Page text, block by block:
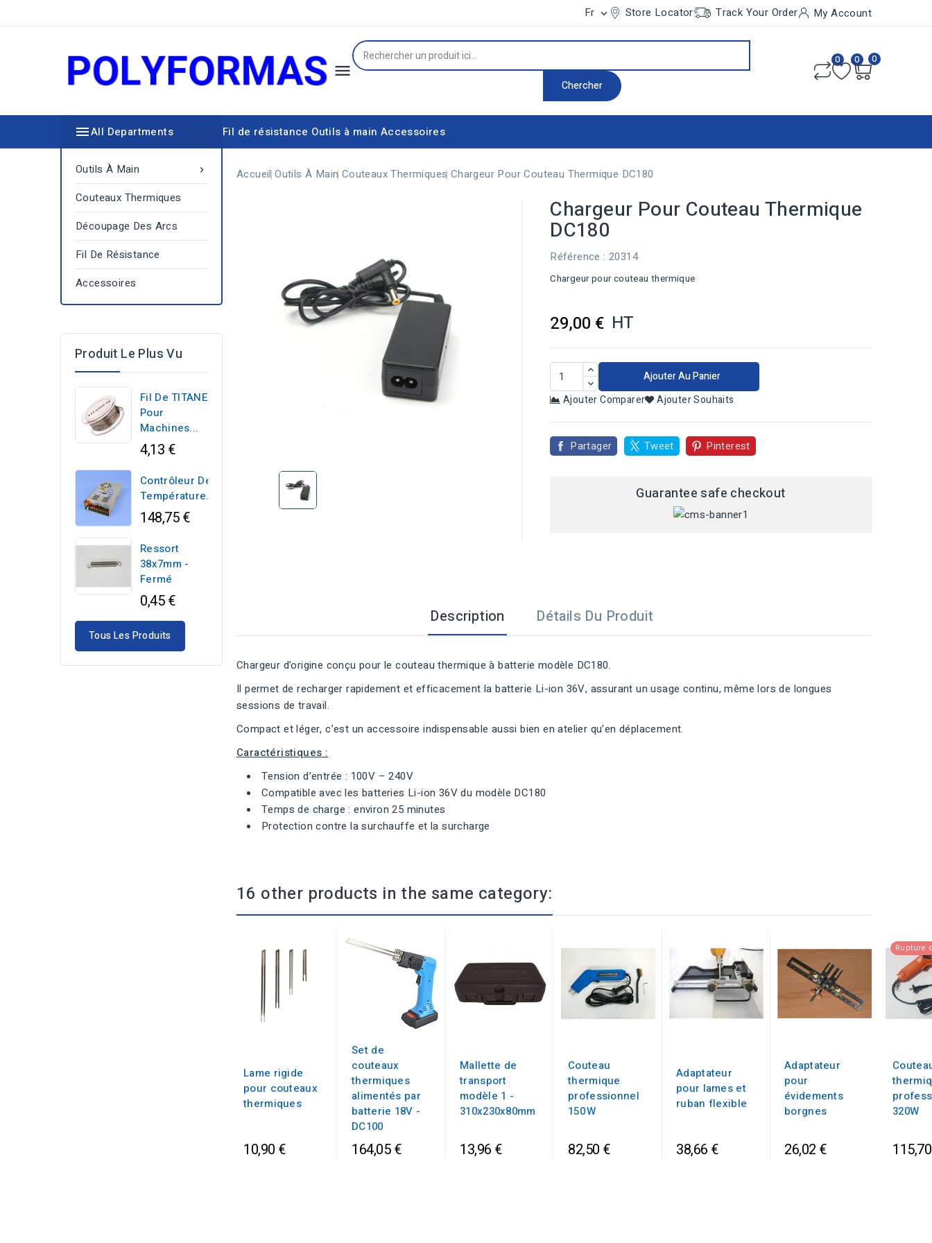
Fr  Store Locator Track Your Order My Account

Chercher
0 0 0
Fil de résistance Outils à main Accessoires
All Departments

Outils À Main
Couteaux Thermiques
Découpage Des Arcs
Fil De Résistance
Accessoires
Produit Le Plus Vu
Fil De TITANE
Pour
Machines...
4,13 €
Contrôleur De
Température...
148,75 €
Ressort
38x7mm -
Fermé
0,45 €
Tous Les Produits
Accueil Outils À Main Couteaux Thermiques Chargeur Pour Couteau Thermique DC180
Chargeur Pour Couteau Thermique
DC180
Référence : 20314
Chargeur pour couteau thermique
29,00 € HT
Ajouter Au Panier
Ajouter Comparer
Ajouter Souhaits
Partager Tweet Pinterest
Guarantee safe checkout
Description Détails Du Produit
Chargeur d’origine conçu pour le couteau thermique à batterie modèle DC180.
Il permet de recharger rapidement et efficacement la batterie Li-ion 36V, assurant un usage continu, même lors de longues
sessions de travail.
Compact et léger, c’est un accessoire indispensable aussi bien en atelier qu’en déplacement.
Caractéristiques :
Tension d’entrée : 100V – 240V
Compatible avec les batteries Li-ion 36V du modèle DC180
Temps de charge : environ 25 minutes
Protection contre la surchauffe et la surcharge
16 other products in the same category:
Lame rigide
pour couteaux
thermiques
10,90 €
Set de
couteaux
thermiques
alimentés par
batterie 18V -
DC100
164,05 €
Mallette de
transport
modèle 1 -
310x230x80mm
13,96 €
Couteau
thermique
professionnel
150 W
82,50 €
Adaptateur
pour lames et
ruban flexible
38,66 €
Adaptateur
pour
évidements
borgnes
26,02 €
Rupture
320W